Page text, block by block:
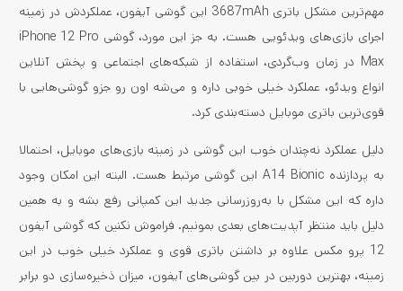
مهم‌ترین مشکل باتری 3687mAh این گوشی آیفون، عملکردش در زمینه
اجرای بازی‌های ویدئویی هست. به جز این مورد، گوشی iPhone 12 Pro
Max در زمان وب‌گردی، استفاده از شبکه‌های اجتماعی و پخش آنلاین
انواع ویدئو، عملکرد خیلی خوبی داره و می‌شه اون رو جزو گوشی‌هایی با
قوی‌ترین باتری موبایل دسته‌بندی کرد.
دلیل عملکرد نه‌چندان خوب این گوشی در زمینه بازی‌های موبایل، احتمالا
به پردازنده A14 Bionic این گوشی مرتبط هست. البته این امکان وجود
داره که این مشکل با به‌روزرسانی جدید این کمپانی رفع بشه و به همین
دلیل باید منتظر آپدیت‌های بعدی بمونیم. فراموش نکنین که گوشی آیفون
12 پرو مکس علاوه بر داشتن باتری قوی و عملکرد خیلی خوب در این
زمینه، بهترین دوربین در بین گوشی‌های آیفون، میزان ذخیره‌سازی دو برابر